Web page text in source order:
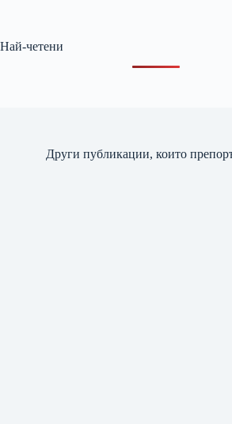
Най-четени
Други публикации, които